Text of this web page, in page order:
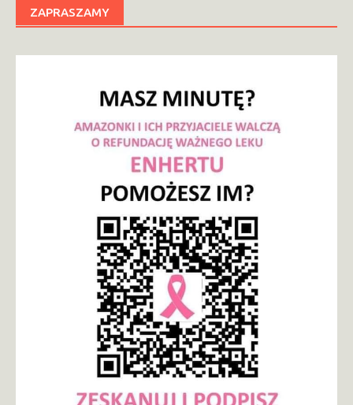
ZAPRASZAMY